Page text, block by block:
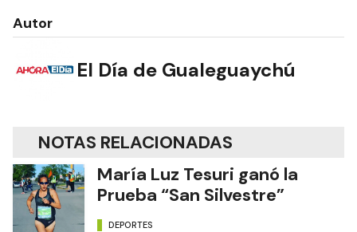
Autor
El Día de Gualeguaychú
NOTAS RELACIONADAS
María Luz Tesuri ganó la
Prueba “San Silvestre”
DEPORTES